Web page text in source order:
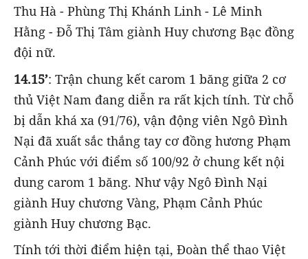
Thu Hà - Phùng Thị Khánh Linh - Lê Minh
Hằng - Đỗ Thị Tâm giành Huy chương Bạc đồng
đội nữ.
14.15’: Trận chung kết carom 1 băng giữa 2 cơ
thủ Việt Nam đang diễn ra rất kịch tính. Từ chỗ
bị dẫn khá xa (91/76), vận động viên Ngô Đình
Nại đã xuất sắc thắng tay cơ đồng hương Phạm
Cảnh Phúc với điểm số 100/92 ở chung kết nội
dung carom 1 băng. Như vậy Ngô Đình Nại
giành Huy chương Vàng, Phạm Cảnh Phúc
giành Huy chương Bạc.
Tính tới thời điểm hiện tại, Đoàn thể thao Việt